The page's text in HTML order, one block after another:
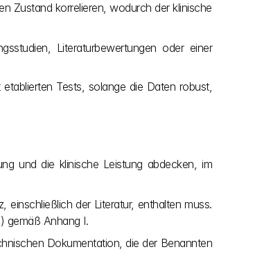
Zustand korrelieren, wodurch der klinische
Literaturbewertungen oder einer
Tests, solange die Daten robust,
und die klinische Leistung abdecken, im
einschließlich der Literatur, enthalten muss.
gemäß Anhang I.
Dokumentation, die der Benannten